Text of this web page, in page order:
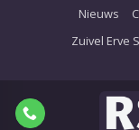
Nieuws
Zuivel Erve